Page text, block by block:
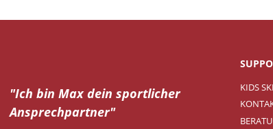
"Ich bin Max dein sportlicher
Ansprechpartner"
KIDS